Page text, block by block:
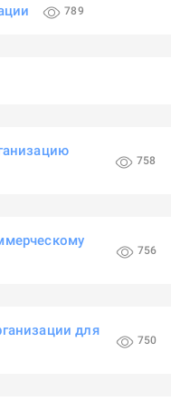
789
758
756
для
750